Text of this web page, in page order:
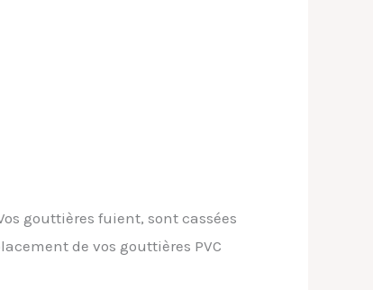
gouttières fuient, sont cassées
de vos gouttières PVC